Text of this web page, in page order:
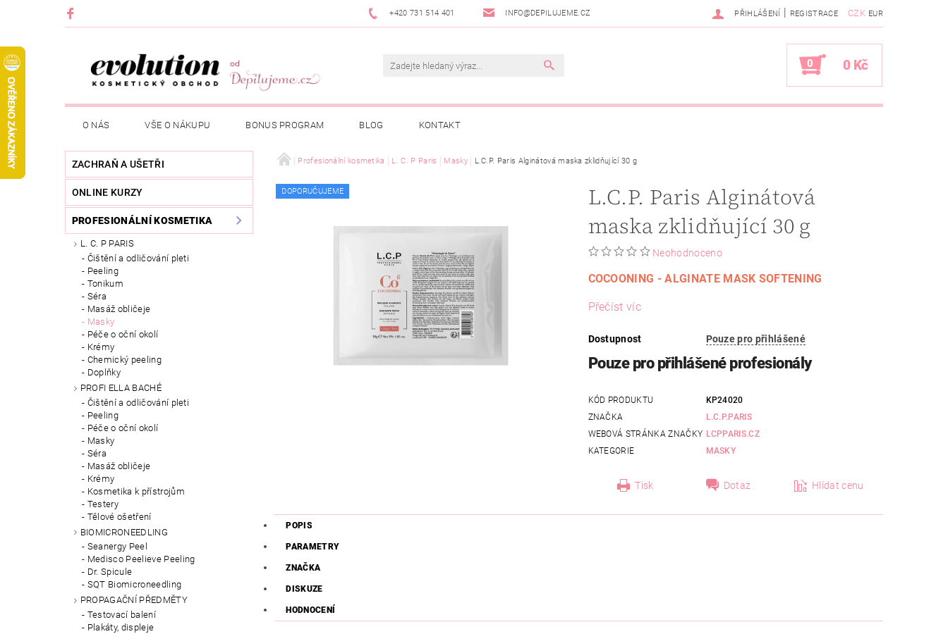
+420 731 514 401 INFO@DEPILUJEME.CZ CZK EUR
PŘIHLÁŠENÍ | REGISTRACE
0 0 Kč
O NÁS VŠE O NÁKUPU BONUS PROGRAM BLOG KONTAKT
ZACHRAŇ A UŠETŘI
ONLINE KURZY
PROFESIONÁLNÍ KOSMETIKA
L. C. P PARIS
Čištění a odličování pleti
Peeling
Tonikum
Séra
Masáž obličeje
Masky
Péče o oční okolí
Krémy
Chemický peeling
Doplňky
PROFI ELLA BACHÉ
Čištění a odličování pleti
Peeling
Péče o oční okolí
Masky
Séra
Masáž obličeje
Krémy
Kosmetika k přístrojům
Testery
Tělové ošetření
BIOMICRONEEDLING
Seanergy Peel
Medisco Peelieve Peeling
Dr. Spicule
SQT Biomicroneedling
PROPAGAČNÍ PŘEDMĚTY
Testovací balení
Plakáty, displeje
Profesionální kosmetika L. C. P Paris Masky L.C.P. Paris Alginátová maska zklidňující 30 g
DOPORUČUJEME
L.C.P. Paris Alginátová
maska zklidňující 30 g
Neohodnoceno
COCOONING - ALGINATE MASK SOFTENING
Přečíst víc
Dostupnost Pouze pro přihlášené
Pouze pro přihlášené profesionály
KÓD PRODUKTU
KP24020
ZNAČKA
L.C.P.PARIS
WEBOVÁ STRÁNKA ZNAČKY LCPPARIS.CZ
KATEGORIE
MASKY
Tisk Dotaz Hlídat cenu
POPIS
PARAMETRY
ZNAČKA
DISKUZE
HODNOCENÍ